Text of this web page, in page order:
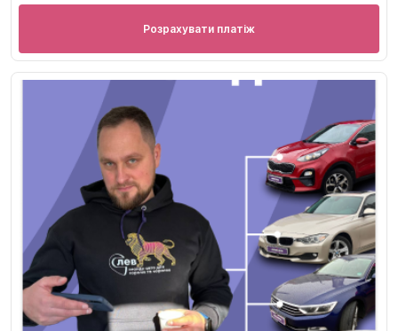
Розрахувати платіж